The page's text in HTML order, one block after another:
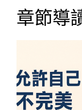
章節導